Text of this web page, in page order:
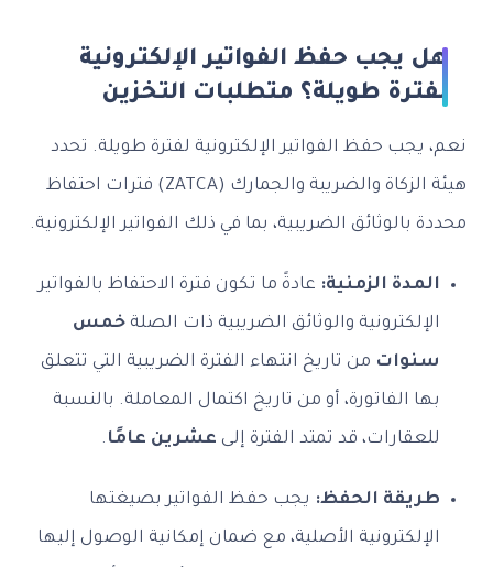
هل يجب حفظ الفواتير الإلكترونية
لفترة طويلة؟ متطلبات التخزين
نعم، يجب حفظ الفواتير الإلكترونية لفترة طويلة. تحدد
هيئة الزكاة والضريبة والجمارك (ZATCA) فترات احتفاظ
محددة بالوثائق الضريبية، بما في ذلك الفواتير الإلكترونية.
المدة الزمنية: عادةً ما تكون فترة الاحتفاظ بالفواتير
الإلكترونية والوثائق الضريبية ذات الصلةخمس
سنوات من تاريخ انتهاء الفترة الضريبية التي تتعلق
بها الفاتورة، أو من تاريخ اكتمال المعاملة. بالنسبة
للعقارات، قد تمتد الفترة إلى عشرين عامًا .
طريقة الحفظ: يجب حفظ الفواتير بصيغتها
الإلكترونية الأصلية، مع ضمان إمكانية الوصول إليها